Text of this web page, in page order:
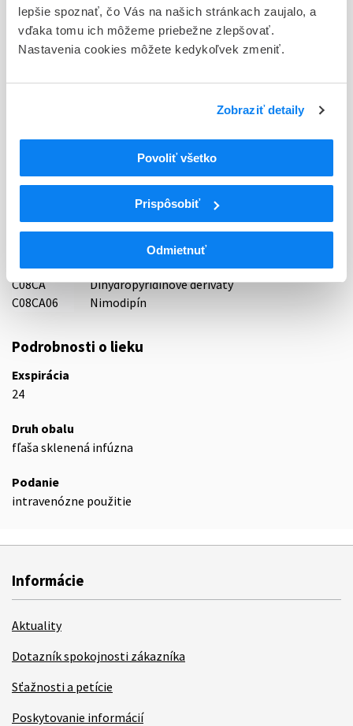
lepšie spoznať, čo Vás na našich stránkach zaujalo, a
vďaka tomu ich môžeme priebežne zlepšovať.
Nastavenia cookies môžete kedykoľvek zmeniť.
Zobraziť detaily
Povoliť všetko
Prispôsobiť
Odmietnuť
Typ registračnej procedúry
Národná
Zentiva a.s., Slovensko
83 - VASODILATANTIA
ATC
BLOKÁTORY KALCIOVÉHO KANÁLA
SELEKTÍVNE BLOKÁTORY KALCIOVÉHO
KANÁLA S PREVAŽNE VASKULÁRNYM
ÚČINKOM
C08CA
Dihydropyridínové deriváty
C08CA06
Nimodipín
Podrobnosti o lieku
Exspirácia
24
Druh obalu
fľaša sklenená infúzna
Podanie
intravenózne použitie
Informácie
Aktuality
Dotazník spokojnosti zákazníka
Sťažnosti a petície
Poskytovanie informácií